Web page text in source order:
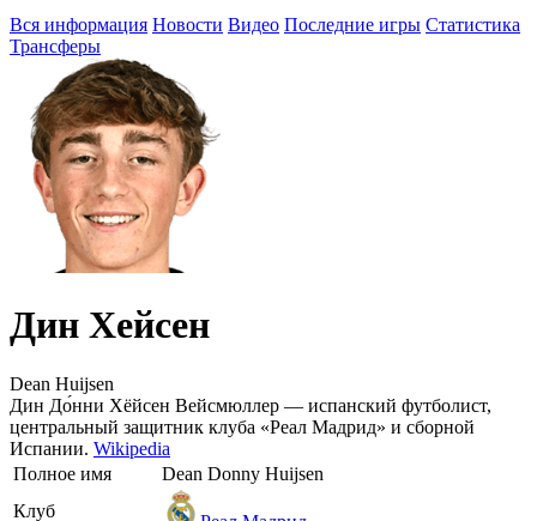
Вся информация Новости Видео Последние игры Статистика
Трансферы
Дин Хейсен
Dean Huijsen
Дин До́нни Хёйсен Вейсмюллер — испанский футболист,
центральный защитник клуба «Реал Мадрид» и сборной
Испании. Wikipedia
Полное имя
Dean Donny Huijsen
Клуб